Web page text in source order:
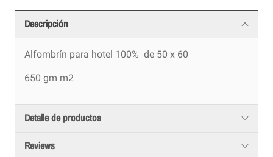
Descripción
Alfombrín para hotel 100% de 50 x 60
650 gm m2
Detalle de productos
Reviews